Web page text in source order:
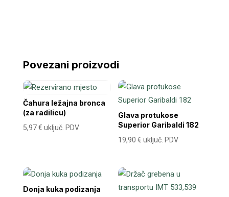
Povezani proizvodi
Čahura ležajna bronca
(za radilicu)
5,97€ uključ. PDV
Glava protukose
Superior Garibaldi 182
19,90€ uključ. PDV
Donja kuka podizanja